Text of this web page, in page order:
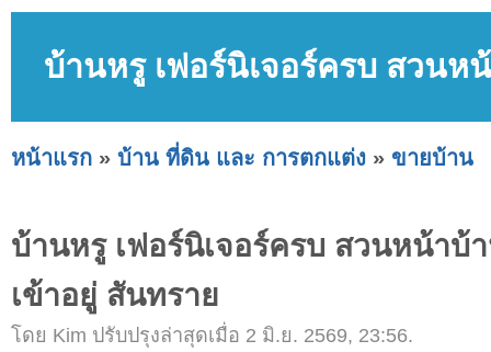
บ้านหรู เฟอร์นิเจอร์ครบ สวนห
หน้าแรก » บ้าน ที่ดิน และ การตกแต่ง » ขายบ้าน
บ้านหรู เฟอร์นิเจอร์ครบ สวนหน้าบ้
เข้าอยู่ สันทราย
โดย Kim ปรับปรุงล่าสุดเมื่อ 2 มิ.ย. 2569, 23:56.